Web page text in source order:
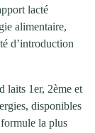
lacté
alimentaire,
d’introduction
laits 1er, 2ème et
disponibles
la plus